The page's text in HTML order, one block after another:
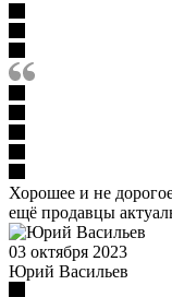
Хорошее и не
ещё продавцы
03 октября 2023
Юрий Васильев